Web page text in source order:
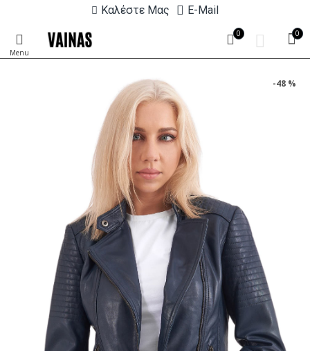
Καλέστε Μας E-Mail
0 0
-48 %